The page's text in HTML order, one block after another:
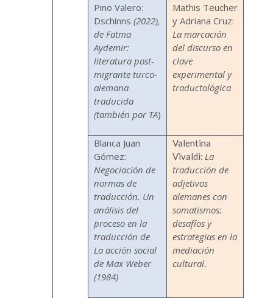
Pino Valero:
Dschinns(2022),
de Fatma
Aydemir:
literatura post-
migrante turco-
alemana
traducida
(también por TA)
Mathis Teucher
y Adriana Cruz:
La marcación
del discurso en
clave
experimental y
traductológica
Blanca Juan
Gómez:
Negociación de
normas de
traducción. Un
análisis del
proceso en la
traducción de
La acción social
de Max Weber
(1984)
Valentina
Vivaldi: La
traducción de
adjetivos
alemanes con
somatismos:
desafíos y
estrategias en la
mediación
cultural.